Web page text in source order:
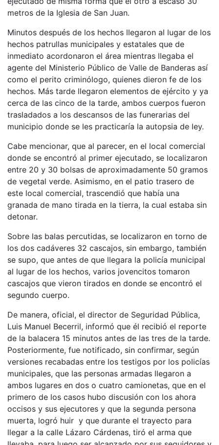
metros de la Iglesia de San Juan.
Minutos después de los hechos llegaron al lugar de los
hechos patrullas municipales y estatales que de
inmediato acordonaron el área mientras llegaba el
agente del Ministerio Público de Valle de Banderas así
como el perito criminólogo, quienes dieron fe de los
hechos. Más tarde llegaron elementos de ejército y ya
cerca de las cinco de la tarde, ambos cuerpos fueron
trasladados a los descansos de las funerarias del
municipio donde se les practicaría la autopsia de ley.
Cabe mencionar, que al parecer, en el local comercial
donde se encontró al primer ejecutado, se localizaron
entre 20 y 30 bolsas de aproximadamente 50 gramos
de vegetal verde. Asimismo, en el patio trasero de
este local comercial, trascendió que había una
granada de mano tirada en la tierra, la cual estaba sin
detonar.
Sobre las balas percutidas, se localizaron en torno de
los dos cadáveres 32 cascajos, sin embargo, también
se supo, que antes de que llegara la policía municipal
al lugar de los hechos, varios jovencitos tomaron
cascajos que vieron tirados en donde se encontró el
segundo cuerpo.
De manera, oficial, el director de Seguridad Pública,
Luis Manuel Becerril, informó que él recibió el reporte
de la balacera 15 minutos antes de las tres de la tarde.
Posteriormente, fue notificado, sin confirmar, según
versiones recabadas entre los testigos por los policías
municipales, que las personas armadas llegaron a
ambos lugares en dos o cuatro camionetas, que en el
primero de los casos hubo discusión con los ahora
occisos y sus ejecutores y que la segunda persona
muerta, logró huir y que durante el trayecto para
llegar a la calle Lázaro Cárdenas, tiró el arma que